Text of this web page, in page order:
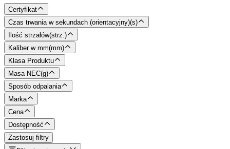
Certyfikat
Czas trwania w sekundach (orientacyjny)(s)
Ilość strzałów(strz. )
Kaliber w mm(mm)
Klasa Produktu
Masa NEC(g)
Sposób odpalania
Marka
Cena
Dostępność
Zastosuj filtry